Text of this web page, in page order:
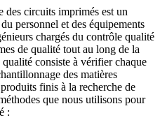
circuits imprimés est un
personnel et des équipements
chargés du contrôle qualité
de qualité tout au long de la
consiste à vérifier chaque
des matières
finis à la recherche de
que nous utilisons pour
: